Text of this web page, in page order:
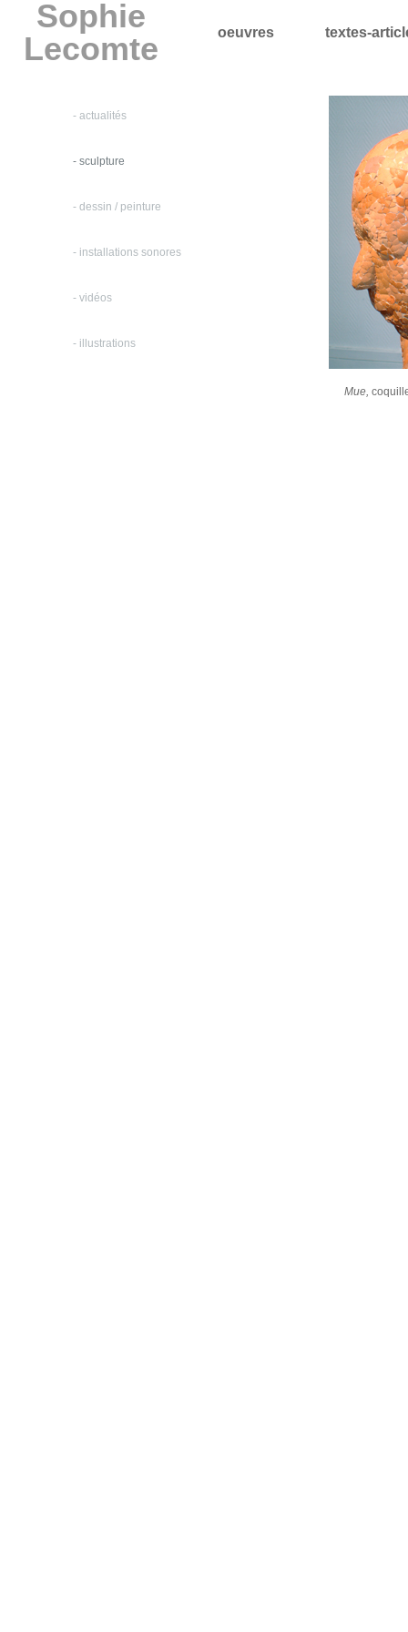
Sophie
Lecomte
oeuvres textes-
- actualités
- sculpture
- dessin / peinture
- installations sonores
- vidéos
- illustrations
Mue,